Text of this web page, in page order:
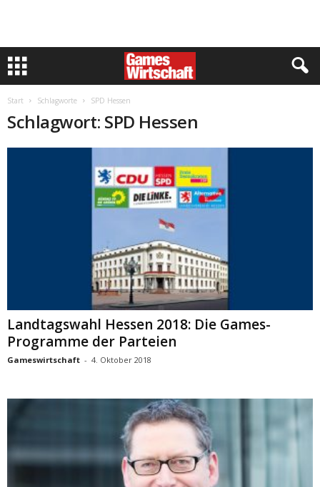
Start Schlagworte SPD Hessen
Schlagwort: SPD Hessen
Landtagswahl Hessen 2018: Die Games-
Programme der Parteien
Gameswirtschaft - 4. Oktober 2018